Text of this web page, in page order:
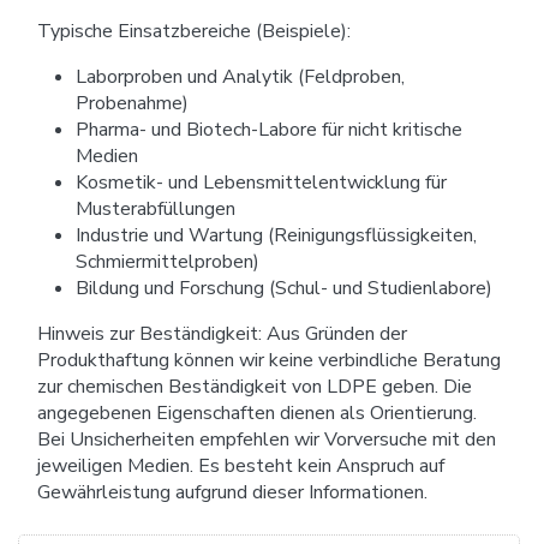
Typische Einsatzbereiche (Beispiele):
Laborproben und Analytik (Feldproben,
Probenahme)
Pharma- und Biotech-Labore für nicht kritische
Medien
Kosmetik- und Lebensmittelentwicklung für
Musterabfüllungen
Industrie und Wartung (Reinigungsflüssigkeiten,
Schmiermittelproben)
Bildung und Forschung (Schul- und Studienlabore)
Hinweis zur Beständigkeit: Aus Gründen der
Produkthaftung können wir keine verbindliche Beratung
zur chemischen Beständigkeit von LDPE geben. Die
angegebenen Eigenschaften dienen als Orientierung.
Bei Unsicherheiten empfehlen wir Vorversuche mit den
jeweiligen Medien. Es besteht kein Anspruch auf
Gewährleistung aufgrund dieser Informationen.